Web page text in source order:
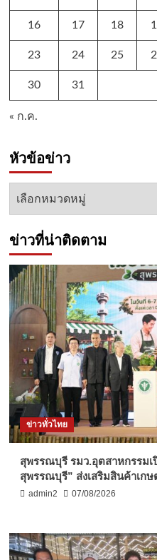
16 17 18
23 24 25
30 31
« ก.ค.
หัวข้อข่าว
หัวข้อ
ข่าวที่น่าติดตาม
ข่าวทั่วไทย
สุพรรณบุรี รมว.อุตสาหกรรมเ
สุพรรณบุรี” ส่งเสริมสินค้าเกษ
admin2 07/08/2026